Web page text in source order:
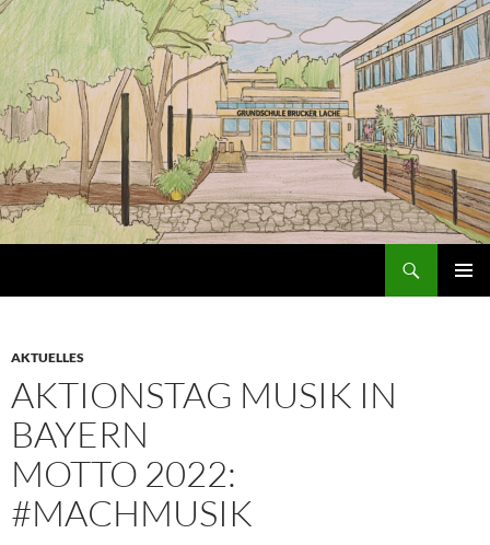
Zum
Inhalt
springen
AKTUELLES
AKTIONSTAG MUSIK IN
BAYERN
MOTTO 2022:
#MACHMUSIK